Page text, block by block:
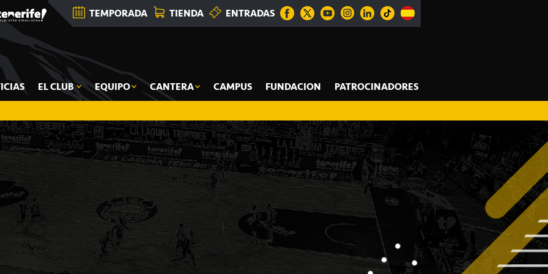
TEMPORADA TIENDA ENTRADAS
EL CLUB EQUIPO CANTERA CAMPUS FUNDACION PATROCINADORES